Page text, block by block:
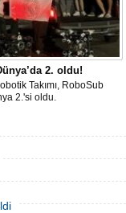
2. oldu!
Takımı, RoboSub
2.'si oldu.